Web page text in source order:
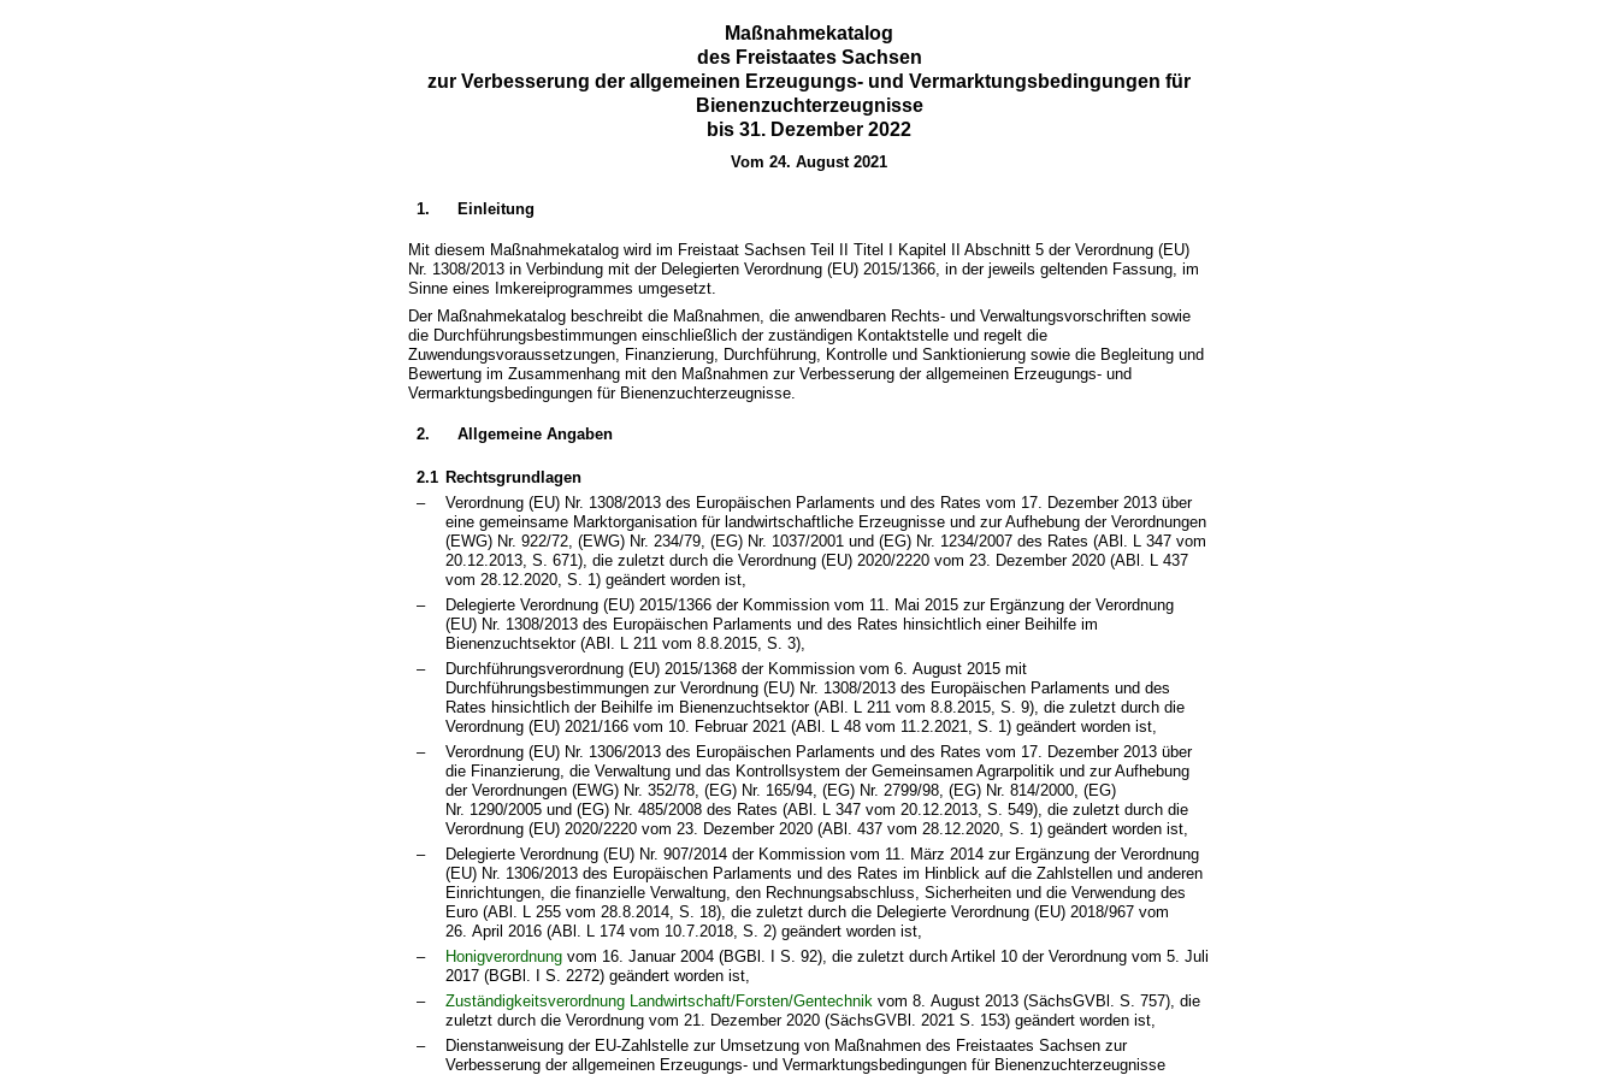
Maßnahmekatalog
des Freistaates Sachsen
zur Verbesserung der allgemeinen Erzeugungs- und Vermarktungsbedingungen für
Bienenzuchterzeugnisse
bis 31. Dezember 2022
Vom 24. August 2021
1. Einleitung
Mit diesem Maßnahmekatalog wird im Freistaat Sachsen Teil II Titel I Kapitel II Abschnitt 5 der Verordnung (EU)
Nr. 1308/2013 in Verbindung mit der Delegierten Verordnung (EU) 2015/1366, in der jeweils geltenden Fassung, im
Sinne eines Imkereiprogrammes umgesetzt.
Der Maßnahmekatalog beschreibt die Maßnahmen, die anwendbaren Rechts- und Verwaltungsvorschriften sowie
die Durchführungsbestimmungen einschließlich der zuständigen Kontaktstelle und regelt die
Zuwendungsvoraussetzungen, Finanzierung, Durchführung, Kontrolle und Sanktionierung sowie die Begleitung und
Bewertung im Zusammenhang mit den Maßnahmen zur Verbesserung der allgemeinen Erzeugungs- und
Vermarktungsbedingungen für Bienenzuchterzeugnisse.
2. Allgemeine Angaben
2.1 Rechtsgrundlagen
–
Verordnung (EU) Nr. 1308/2013 des Europäischen Parlaments und des Rates vom 17. Dezember 2013 über
eine gemeinsame Marktorganisation für landwirtschaftliche Erzeugnisse und zur Aufhebung der Verordnungen
(EWG) Nr. 922/72, (EWG) Nr. 234/79, (EG) Nr. 1037/2001 und (EG) Nr. 1234/2007 des Rates (ABl. L 347 vom
20.12.2013, S. 671), die zuletzt durch die Verordnung (EU) 2020/2220 vom 23. Dezember 2020 (ABl. L 437
vom 28.12.2020, S. 1) geändert worden ist,
–
Delegierte Verordnung (EU) 2015/1366 der Kommission vom 11. Mai 2015 zur Ergänzung der Verordnung
(EU) Nr. 1308/2013 des Europäischen Parlaments und des Rates hinsichtlich einer Beihilfe im
Bienenzuchtsektor (ABl. L 211 vom 8.8.2015, S. 3),
–
Durchführungsverordnung (EU) 2015/1368 der Kommission vom 6. August 2015 mit
Durchführungsbestimmungen zur Verordnung (EU) Nr. 1308/2013 des Europäischen Parlaments und des
Rates hinsichtlich der Beihilfe im Bienenzuchtsektor (ABl. L 211 vom 8.8.2015, S. 9), die zuletzt durch die
Verordnung (EU) 2021/166 vom 10. Februar 2021 (ABl. L 48 vom 11.2.2021, S. 1) geändert worden ist,
–
Verordnung (EU) Nr. 1306/2013 des Europäischen Parlaments und des Rates vom 17. Dezember 2013 über
die Finanzierung, die Verwaltung und das Kontrollsystem der Gemeinsamen Agrarpolitik und zur Aufhebung
der Verordnungen (EWG) Nr. 352/78, (EG) Nr. 165/94, (EG) Nr. 2799/98, (EG) Nr. 814/2000, (EG)
Nr. 1290/2005 und (EG) Nr. 485/2008 des Rates (ABl. L 347 vom 20.12.2013, S. 549), die zuletzt durch die
Verordnung (EU) 2020/2220 vom 23. Dezember 2020 (ABl. 437 vom 28.12.2020, S. 1) geändert worden ist,
–
Delegierte Verordnung (EU) Nr. 907/2014 der Kommission vom 11. März 2014 zur Ergänzung der Verordnung
(EU) Nr. 1306/2013 des Europäischen Parlaments und des Rates im Hinblick auf die Zahlstellen und anderen
Einrichtungen, die finanzielle Verwaltung, den Rechnungsabschluss, Sicherheiten und die Verwendung des
Euro (ABl. L 255 vom 28.8.2014, S. 18), die zuletzt durch die Delegierte Verordnung (EU) 2018/967 vom
26. April 2016 (ABl. L 174 vom 10.7.2018, S. 2) geändert worden ist,
–
Honigverordnungvom 16. Januar 2004 (BGBl. I S. 92), die zuletzt durch Artikel 10 der Verordnung vom 5. Juli
2017 (BGBl. I S. 2272) geändert worden ist,
–
Zuständigkeitsverordnung Landwirtschaft/Forsten/Gentechnik vom 8. August 2013 (SächsGVBl. S. 757), die
zuletzt durch die Verordnung vom 21. Dezember 2020 (SächsGVBl. 2021 S. 153) geändert worden ist,
–
Dienstanweisung der EU-Zahlstelle zur Umsetzung von Maßnahmen des Freistaates Sachsen zur
Verbesserung der allgemeinen Erzeugungs- und Vermarktungsbedingungen für Bienenzuchterzeugnisse